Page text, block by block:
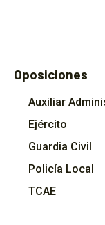
Oposiciones
Auxiliar
Ejército
Guardia Civil
Policía Local
TCAE